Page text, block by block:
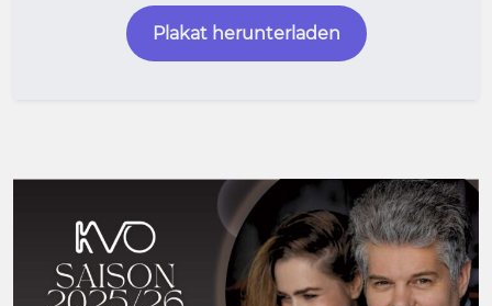
Plakat herunterladen